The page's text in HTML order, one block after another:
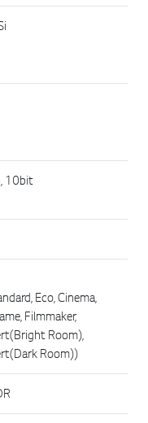
10bit
Eco, Cinema,
Filmmaker,
Room),
Room))